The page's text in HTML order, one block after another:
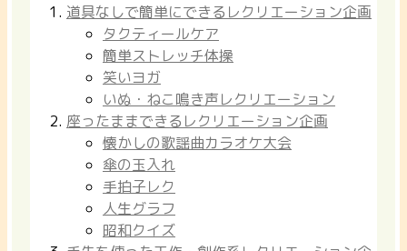
道具なしで簡単にできるレクリエーション企画
タクティールケア
簡単ストレッチ体操
笑いヨガ
いぬ・ねこ鳴き声レクリエーション
座ったままできるレクリエーション企画
懐かしの歌謡曲カラオケ大会
傘の玉入れ
手拍子レク
人生グラフ
昭和クイズ